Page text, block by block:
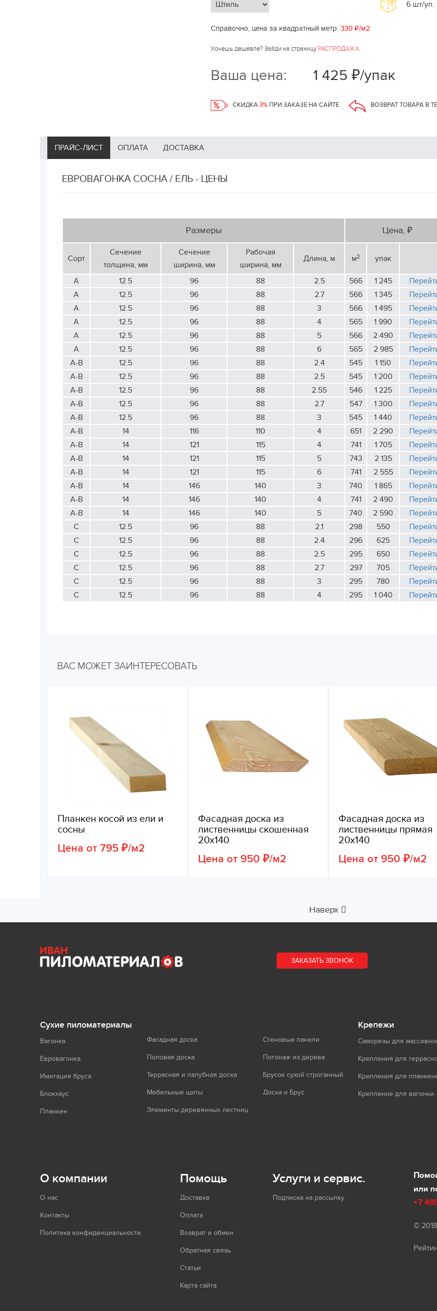
6 шт/уп.
Справочно, цена за квадратный метр: 330 ₽/м2
Хочешь дешевле? Зайди на страницу РАСПРОДАЖА
Ваша цена: 1 425 ₽/упак
СКИДКА3% ПРИ ЗАКАЗЕ НА САЙТЕ ВОЗВРАТ ТОВАРА В
ПРАЙС-ЛИСТ ОПЛАТА ДОСТАВКА
ЕВРОВАГОНКА СОСНА / ЕЛЬ - ЦЕНЫ
Размеры Цена, ₽
Сорт
Сечение
толщина, мм
Сечение
ширина, мм
Рабочая
ширина, мм
Длина, м м2 упак
А 12.5 96 88 2.5 566 1 245
А
12.5 96 88 2.7 566 1 345
А
12.5 96 88 3 566 1 495
А
12.5 96 88 4 565 1 990
А
12.5 96 88 5 566 2 490
А
12.5 96 88 6 565 2 985
А-В
12.5 96 88 2.4 545 1 150
А-В
12.5 96 88 2.5 545 1 200
А-В
12.5 96 88 2.55 546 1 225
А-В
12.5 96 88 2.7 547 1 300
А-В
12.5 96 88 3 545 1 440
А-В
14 116 110 4 651 2 290
А-В
14 121 115 4 741 1 705
А-В
14 121 115 5 743 2 135
А-В
14 121 115 6 741 2 555
А-В
14 146 140 3 740 1 865
А-В
14 146 140 4 741 2 490
А-В
14 146 140 5 740 2 590
С
12.5 96 88 2.1 298 550
С
12.5 96 88 2.4 296 625
С
12.5 96 88 2.5 295 650
С
12.5 96 88 2.7 297 705
С
12.5 96 88 3 295 780
С
12.5 96 88 4 295 1 040
ВАС МОЖЕТ ЗАИНТЕРЕСОВАТЬ
Планкен косой из ели и
сосны
Цена от 795 ₽/м2
Фасадная доска из
лиственницы скошенная
20х140
Цена от 950 ₽/м2
Фасадная доска из
лиственницы прямая
20х140
Цена от 950 ₽/м2
Наверх
ЗАКАЗАТЬ ЗВОНОК
Сухие пиломатериалы
Вагонка
Евровагонка
Имитация бруса
Блокхаус
Планкен
Фасадная доска
Половая доска
Террасная и палубная доска
Мебельные щиты
Элементы деревянных лестниц
Стеновые панели
Погонаж из дерева
Брусок сухой строганный
Доска и Брус
Крепежи
Саморезы для
Крепления для
Крепления для
Крепление для вагонки
О компании
О нас
Контакты
Политика конфиденциальности
Помощь
Доставка
Оплата
Возврат и обмен
Обратная связь
Статьи
Карта сайта
Услуги и сервис.
Подписка на рассылку
или
+7
©